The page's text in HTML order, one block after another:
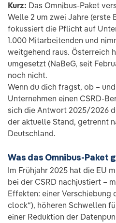
Kurz: Das Omnibus-Paket
Welle 2 um zwei Jahre (erste
fokussiert die Pflicht auf
1.000 Mitarbeitenden und
weitgehend raus. Österreich
umgesetzt (NaBeG, seit
noch nicht.
Wenn du dich fragst, ob –
Unternehmen einen CSRD-
sich die Antwort 2025/2026
der aktuelle Stand, getrennt
Deutschland.
Was das Omnibus-Paket
Im Frühjahr 2025 hat die EU
bei der CSRD nachjustiert –
Effekten: einer Verschiebung
clock“), höheren Schwellen
einer Reduktion der